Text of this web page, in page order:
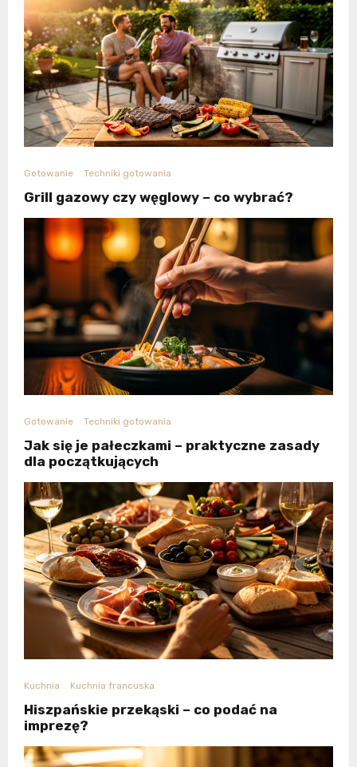
Gotowanie Techniki gotowania
Grill gazowy czy węglowy – co wybrać?
Gotowanie Techniki gotowania
Jak się je pałeczkami – praktyczne zasady
dla początkujących
Kuchnia Kuchnia francuska
Hiszpańskie przekąski – co podać na
imprezę?